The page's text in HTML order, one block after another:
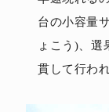
台の小容量
ょこう)、選
貫して行われ